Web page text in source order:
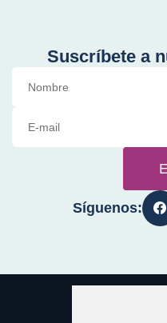
Suscríbete a
Síguenos: